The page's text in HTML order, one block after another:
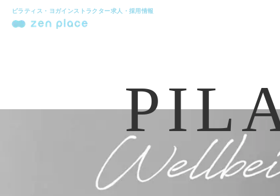
ピラティス・ヨガインストラクター求人・採用情報